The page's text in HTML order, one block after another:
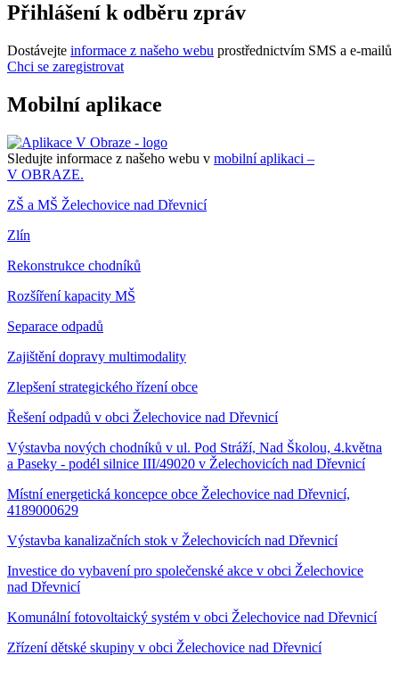
Přihlášení k odběru zpráv
Dostávejte informace z našeho webu prostřednictvím SMS a e-mailů
Chci se zaregistrovat
Mobilní aplikace
Sledujte informace z našeho webu v mobilní aplikaci –
V OBRAZE.
ZŠ a MŠ Želechovice nad Dřevnicí
Zlín
Rekonstrukce chodníků
Rozšíření kapacity MŠ
Separace odpadů
Zajištění dopravy multimodality
Zlepšení strategického řízení obce
Řešení odpadů v obci Želechovice nad Dřevnicí
Výstavba nových chodníků v ul. Pod Stráží, Nad Školou, 4.května
a Paseky - podél silnice III/49020 v Želechovicích nad Dřevnicí
Místní energetická koncepce obce Želechovice nad Dřevnicí,
4189000629
Výstavba kanalizačních stok v Želechovicích nad Dřevnicí
Investice do vybavení pro společenské akce v obci Želechovice
nad Dřevnicí
Komunální fotovoltaický systém v obci Želechovice nad Dřevnicí
Zřízení dětské skupiny v obci Želechovice nad Dřevnicí